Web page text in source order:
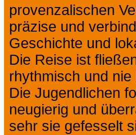
provenzalischen
präzise und
Geschichte und
Die Reise ist
rhythmisch und nie
Die Jugendlichen
neugierig und
sehr sie gefesselt